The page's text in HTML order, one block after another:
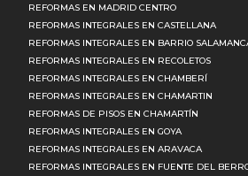
REFORMAS EN MADRID CENTRO
REFORMAS INTEGRALES EN CASTELLANA
REFORMAS INTEGRALES EN BARRIO
REFORMAS INTEGRALES EN RECOLETOS
REFORMAS INTEGRALES EN CHAMBERÍ
REFORMAS INTEGRALES EN CHAMARTIN
REFORMAS DE PISOS EN CHAMARTÍN
REFORMAS INTEGRALES EN GOYA
REFORMAS INTEGRALES EN ARAVACA
REFORMAS INTEGRALES EN FUENTE DEL